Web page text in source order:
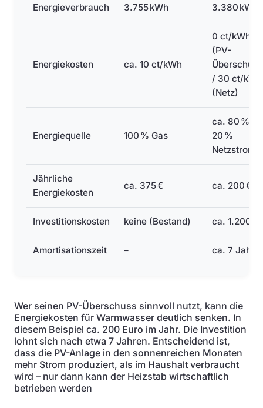
Energieverbrauch 3.755 kWh 3.380 kWh
Energiekosten ca. 10 ct/kWh
0 ct/kWh
(PV-
/ 30 ct/kWh
(Netz)
Energiequelle 100 % Gas
ca. 80 %
20 %
Netzstrom
Jährliche
Energiekosten
ca. 375 € ca. 200 €
Investitionskosten keine (Bestand) ca. 1.200 €
Amortisationszeit – ca. 7 Jahre
Wer seinen PV-Überschuss sinnvoll nutzt, kann die
Energiekosten für Warmwasser deutlich senken. In
diesem Beispiel ca. 200 Euro im Jahr. Die Investition
lohnt sich nach etwa 7 Jahren. Entscheidend ist,
dass die PV-Anlage in den sonnenreichen Monaten
mehr Strom produziert, als im Haushalt verbraucht
wird – nur dann kann der Heizstab wirtschaftlich
betrieben werden